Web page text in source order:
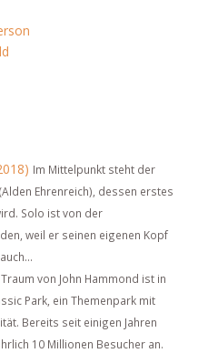
Im Mittelpunkt steht der
Ehrenreich), dessen erstes
Solo ist von der
weil er seinen eigenen Kopf
von John Hammond ist in
Park, ein Themenpark mit
Bereits seit einigen Jahren
10 Millionen Besucher an.